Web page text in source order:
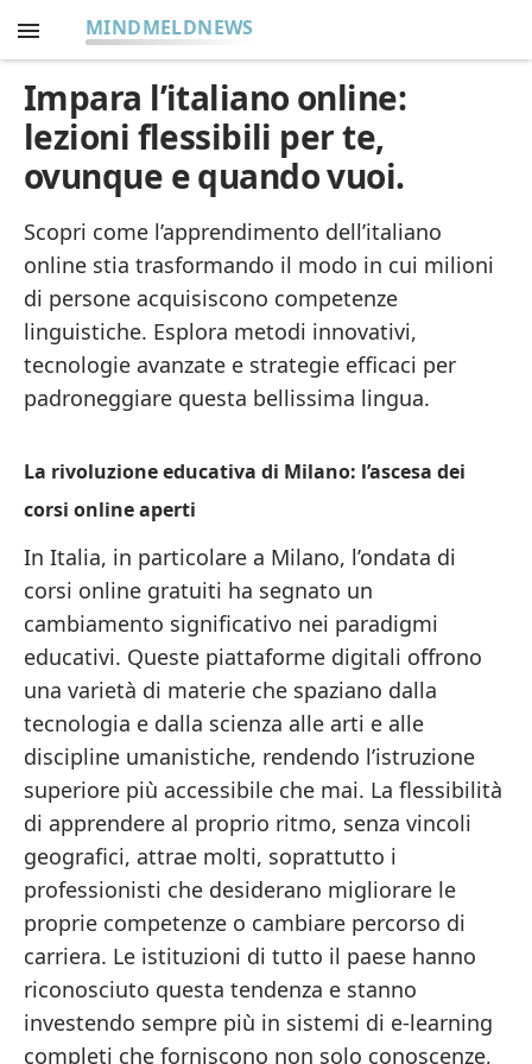
MINDMELDNEWS
Impara l’italiano online:
lezioni flessibili per te,
ovunque e quando vuoi.
Scopri come l’apprendimento dell’italiano
online stia trasformando il modo in cui milioni
di persone acquisiscono competenze
linguistiche. Esplora metodi innovativi,
tecnologie avanzate e strategie efficaci per
padroneggiare questa bellissima lingua.
La rivoluzione educativa di Milano: l’ascesa dei
corsi online aperti
In Italia, in particolare a Milano, l’ondata di
corsi online gratuiti ha segnato un
cambiamento significativo nei paradigmi
educativi. Queste piattaforme digitali offrono
una varietà di materie che spaziano dalla
tecnologia e dalla scienza alle arti e alle
discipline umanistiche, rendendo l’istruzione
superiore più accessibile che mai. La flessibilità
di apprendere al proprio ritmo, senza vincoli
geografici, attrae molti, soprattutto i
professionisti che desiderano migliorare le
proprie competenze o cambiare percorso di
carriera. Le istituzioni di tutto il paese hanno
riconosciuto questa tendenza e stanno
investendo sempre più in sistemi di e-learning
completi che forniscono non solo conoscenze,